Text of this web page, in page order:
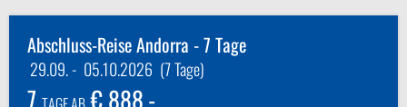
Abschluss-Reise Andorra - 7 Tage
29.09.- 05.10.2026 (7 Tage)
7 € 888,-